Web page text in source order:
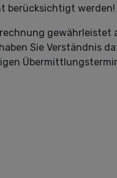
berücksichtigt werden!
gewährleistet
Sie Verständnis